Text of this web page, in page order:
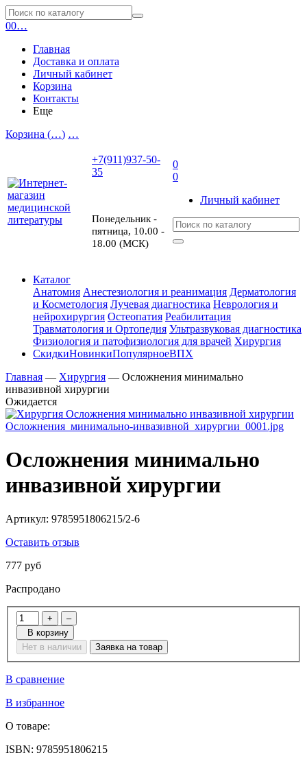
00…
Главная
Доставка и оплата
Личный кабинет
Корзина
Контакты
Еще
Корзина (…) …
+7(911)937-50-
35
Понедельник -
пятница, 10.00 -
18.00 (МСК)
0
0
Личный кабинет
Каталог
Анатомия Анестезиология и реанимация Дерматология
и Косметология Лучевая диагностика Неврология и
нейрохирургия Остеопатия Реабилитация
Травматология и Ортопедия Ультразвуковая диагностика
Физиология и патофизиология для врачей Хирургия
СкидкиНовинкиПопулярноеВПХ
Главная — Хирургия — Осложнения минимально
инвазивной хирургии
Ожидается
Осложнения минимально
инвазивной хирургии
Артикул: 9785951806215/2-6
Оставить отзыв
777 руб
Распродано
+
–
В корзину
Нет в наличии
Заявка на товар
В сравнение
В избранное
О товаре:
ISBN: 9785951806215